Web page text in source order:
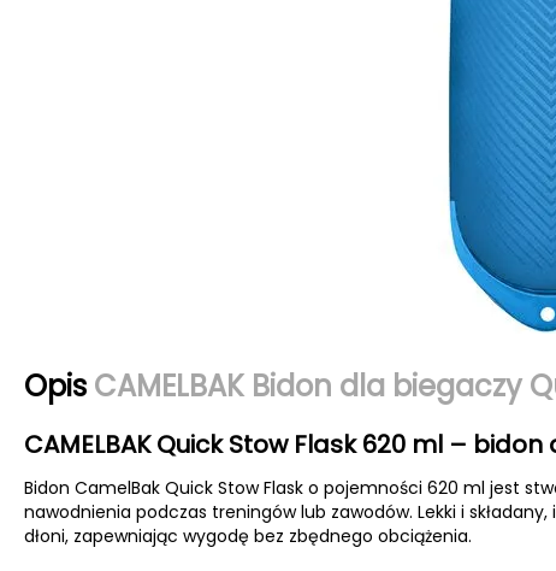
Opis CAMELBAK Bidon dla biegaczy
CAMELBAK Quick Stow Flask 620 ml –
Bidon CamelBak Quick Stow Flask o pojemności 620 ml jest
nawodnienia podczas treningów lub zawodów. Lekki i
dłoni, zapewniając wygodę bez zbędnego obciążenia.